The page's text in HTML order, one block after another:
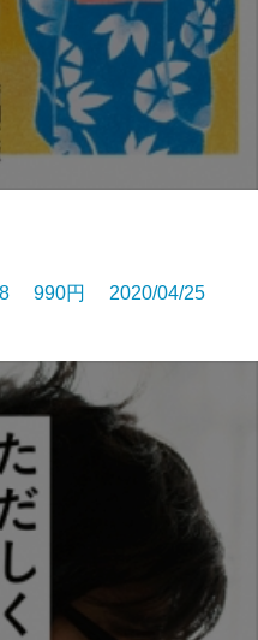
8 990円 2020/04/25